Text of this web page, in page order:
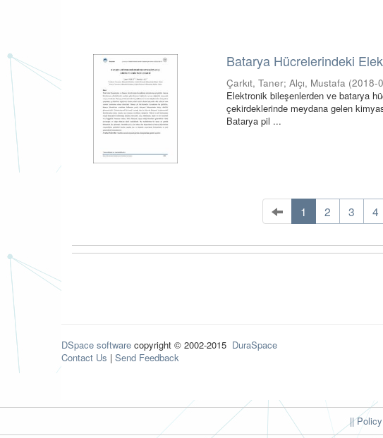
Batarya Hücrelerindeki
Çarkıt, Taner;Alçı, Mustafa (2018-
Elektronik bileşenlerden ve batarya
çekirdeklerinde meydana gelen
Batarya pil ...
1 2 3 4
DSpace software copyright © 2002-2015 DuraSpace
Contact Us | Send Feedback
|| Policy